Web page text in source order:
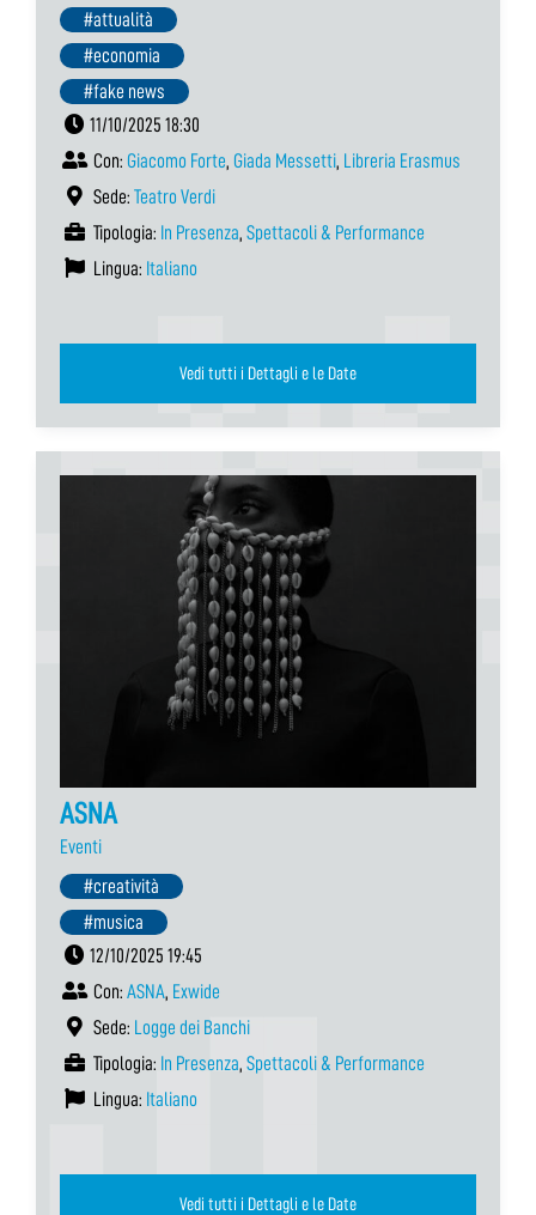
#attualità
#economia
#fake news
11/10/2025 18:30
Con: Giacomo Forte, Giada Messetti, Libreria Erasmus
Sede: Teatro Verdi
Tipologia: In Presenza, Spettacoli & Performance
Lingua: Italiano
Vedi tutti i Dettagli e le Date
ASNA
Eventi
#creatività
#musica
12/10/2025 19:45
Con: ASNA, Exwide
Sede: Logge dei Banchi
Tipologia: In Presenza, Spettacoli & Performance
Lingua: Italiano
Vedi tutti i Dettagli e le Date